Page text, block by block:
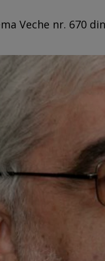
Veche nr. 670